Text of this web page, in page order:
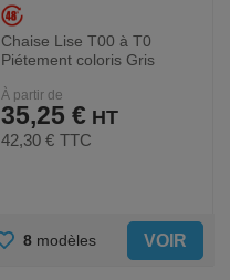
Chaise Lise T00 à T0
Piétement coloris Gris
À partir de
35,25 €
42,30 € TTC
AJOUTER
8 modèles VOIR